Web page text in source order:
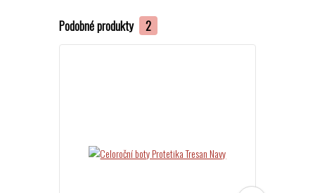
Podobné produkty 2